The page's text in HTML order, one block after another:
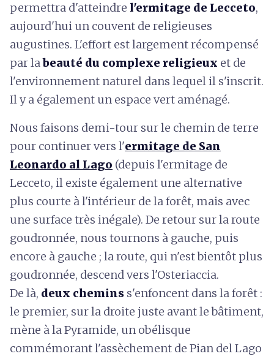
permettra d'atteindre l'ermitage de Lecceto,
aujourd'hui un couvent de religieuses
augustines. L'effort est largement récompensé
par labeauté du complexe religieux et de
l'environnement naturel dans lequel il s'inscrit.
Il y a également un espace vert aménagé.
Nous faisons demi-tour sur le chemin de terre
pour continuer vers l'ermitage de San
Leonardo al Lago (depuis l'ermitage de
Lecceto, il existe également une alternative
plus courte à l'intérieur de la forêt, mais avec
une surface très inégale). De retour sur la route
goudronnée, nous tournons à gauche, puis
encore à gauche ; la route, qui n'est bientôt plus
goudronnée, descend vers l'Osteriaccia.
De là, deux chemins s'enfoncent dans la forêt :
le premier, sur la droite juste avant le bâtiment,
mène à la Pyramide, un obélisque
commémorant l'assèchement de Pian del Lago